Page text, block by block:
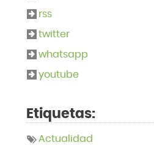
rss
twitter
whatsapp
youtube
Etiquetas:
Actualidad